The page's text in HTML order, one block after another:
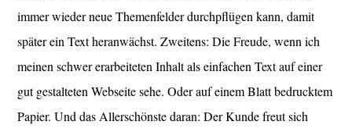
immer wieder neue Themenfelder durchpflügen kann, damit
später ein Text heranwächst. Zweitens: Die Freude, wenn ich
meinen schwer erarbeiteten Inhalt als einfachen Text auf einer
gut gestalteten Webseite sehe. Oder auf einem Blatt bedrucktem
Papier. Und das Allerschönste daran: Der Kunde freut sich